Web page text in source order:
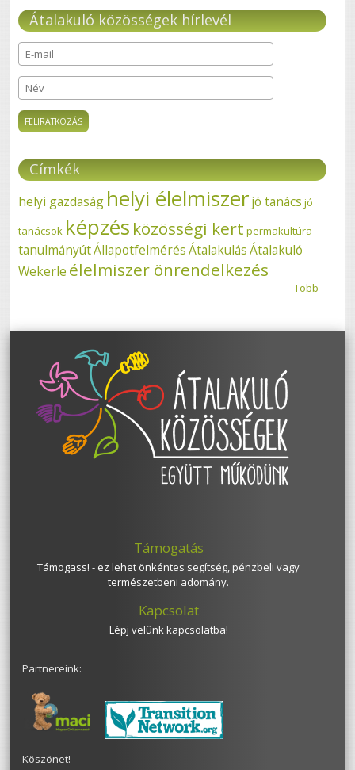
Átalakuló közösségek hírlevél
E-mail*
Név
Címkék
helyi gazdaság helyi élelmiszerjó tanács jó
tanácsok képzés közösségi kert permakultúra
tanulmányútÁllapotfelmérés Átalakulás Átalakuló
Wekerle élelmiszer önrendelkezés
Több
Támogatás
Támogass! - ez lehet önkéntes segítség, pénzbeli vagy
természetbeni adomány.
Kapcsolat
Lépj velünk kapcsolatba!
Partnereink:
Köszönet!